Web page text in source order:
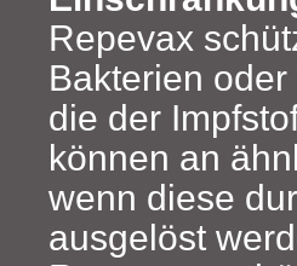
Repevax
Bakterien
die der
können an
wenn diese
ausgelöst